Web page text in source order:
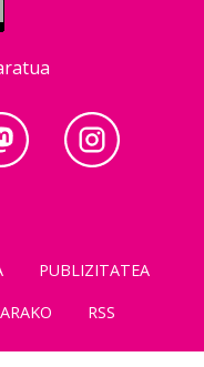
PUBLIZITATEA
RSS